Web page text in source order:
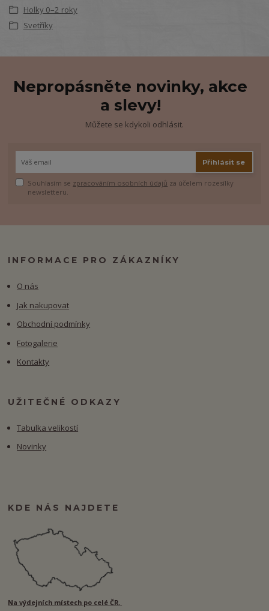
Holky 0–2 roky
Svetříky
Nepropásněte novinky, akce
a slevy!
Můžete se kdykoli odhlásit.
Přihlásit se
Souhlasím se zpracováním osobních údajů za účelem rozesílky
newsletteru.
INFORMACE PRO ZÁKAZNÍKY
O nás
Jak nakupovat
Obchodní podmínky
Fotogalerie
Kontakty
UŽITEČNÉ ODKAZY
Tabulka velikostí
Novinky
KDE NÁS NAJDETE
Na výdejních místech po celé ČR.